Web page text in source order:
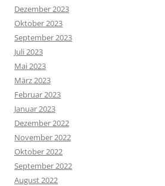
Dezember 2023
Oktober 2023
September 2023
Juli 2023
Mai 2023
März 2023
Februar 2023
Januar 2023
Dezember 2022
November 2022
Oktober 2022
September 2022
August 2022